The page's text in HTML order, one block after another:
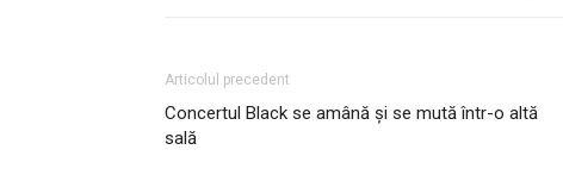
Articolul precedent
Concertul Black se amână și se mută într-o altă
sală